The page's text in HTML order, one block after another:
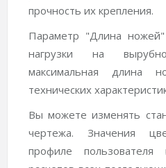
прочность их крепления.
Параметр "Длина
нагрузки на
максимальная длина
технических
Вы можете изменять
чертежа. Значения
профиле